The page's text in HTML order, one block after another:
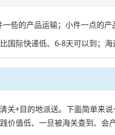
些的产品运输；小件一点的
际快递低、6-8天可以到；
关+目的地派送。下面简单来
值低、一旦被海关查到、会